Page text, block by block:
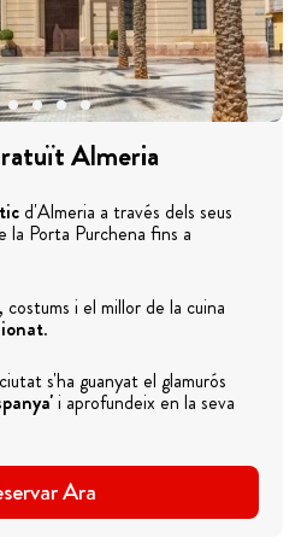
Almeria
d'Almeria a través dels seus
la Porta Purchena fins a
i el millor de la cuina
.
s'ha guanyat el glamurós
i aprofundeix en la seva
Ara